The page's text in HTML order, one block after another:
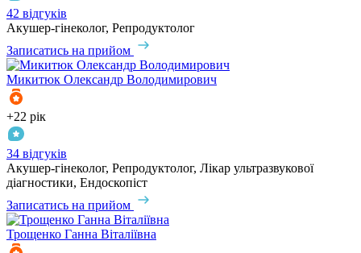
42 відгуків
Акушер-гінеколог, Репродуктолог
Записатись на прийом
Микитюк Олександр Володимирович
+22 рік
34 відгуків
Акушер-гінеколог, Репродуктолог, Лікар ультразвукової
діагностики, Ендоскопіст
Записатись на прийом
Трощенко Ганна Віталіївна